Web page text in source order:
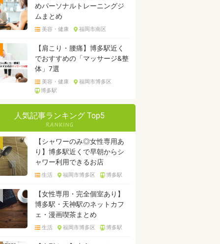
めパーソナルトレーニングジ
ムまとめ
美容・健康 福岡市南区
【肩こり・腰痛】博多駅近く
でおすすめの「マッサージ&整
体」7選
美容・健康
福岡市博多区
博多駅
人気記事ランキング Top5
【シャワーのみ◎女性専用あ
り】博多駅近くで早朝からシ
ャワー利用できるお店
生活 福岡市博多区 博多駅
【女性専用・完全個室あり】
博多駅・天神駅のネットカフ
ェ・漫画喫茶まとめ
生活 福岡市博多区 博多駅